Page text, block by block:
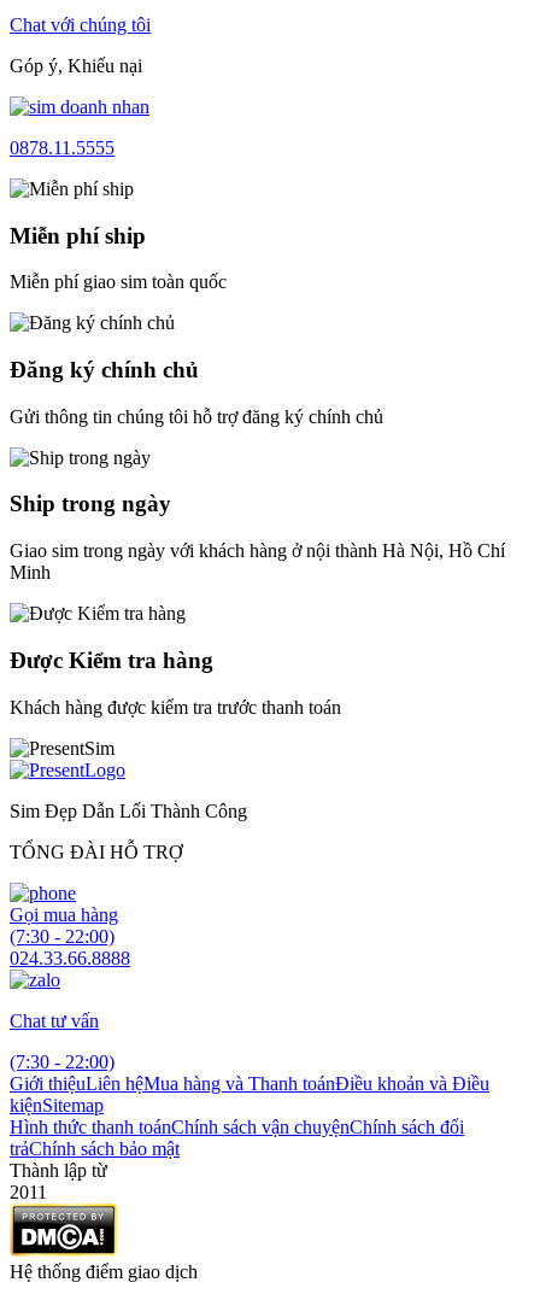
Chat với chúng tôi
Góp ý, Khiếu nại
0878.11.5555
Miễn phí ship
Miễn phí giao sim toàn quốc
Đăng ký chính chủ
Gửi thông tin chúng tôi hỗ trợ đăng ký chính chủ
Ship trong ngày
Giao sim trong ngày với khách hàng ở nội thành Hà Nội, Hồ Chí
Minh
Được Kiểm tra hàng
Khách hàng được kiểm tra trước thanh toán
Sim Đẹp Dẫn Lối Thành Công
TỔNG ĐÀI HỖ TRỢ
Gọi mua hàng
(7:30 - 22:00)
024.33.66.8888
Chat tư vấn
(7:30 - 22:00)
Giới thiệuLiên hệMua hàng và Thanh toánĐiều khoản và Điều
kiệnSitemap
Hình thức thanh toánChính sách vận chuyệnChính sách đổi
trảChính sách bảo mật
Thành lập từ
2011
Hệ thống điểm giao dịch